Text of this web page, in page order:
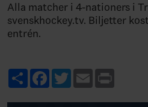
Alla matcher i 4-nationers i
svenskhockey.tv. Biljetter
entrén.
ShareFacebook
TwitterEmail